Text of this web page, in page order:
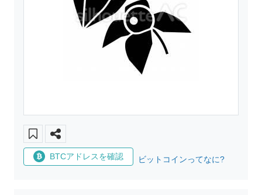
BTCアドレスを確認 ビットコインってなに?